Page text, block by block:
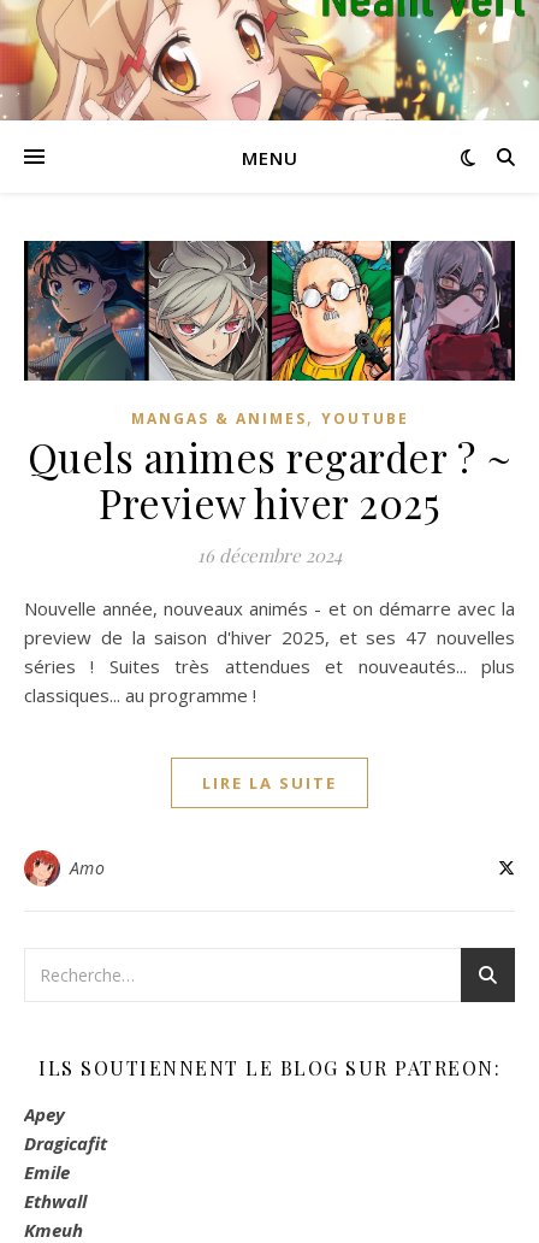
MENU
MANGAS & ANIMES, YOUTUBE
Quels animes regarder ? ~
Preview hiver 2025
16 décembre 2024
Nouvelle année, nouveaux animés - et on démarre avec la
preview de la saison d'hiver 2025, et ses 47 nouvelles
séries ! Suites très attendues et nouveautés... plus
classiques... au programme !
LIRE LA SUITE
Amo
ILS SOUTIENNENT LE BLOG SUR PATREON:
Apey
Dragicafit
Emile
Ethwall
Kmeuh